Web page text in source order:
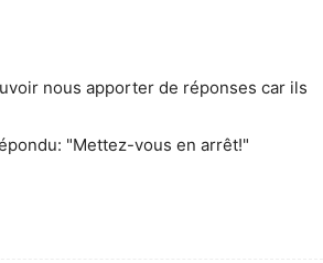
nous apporter de réponses car ils
"Mettez-vous en arrêt!"